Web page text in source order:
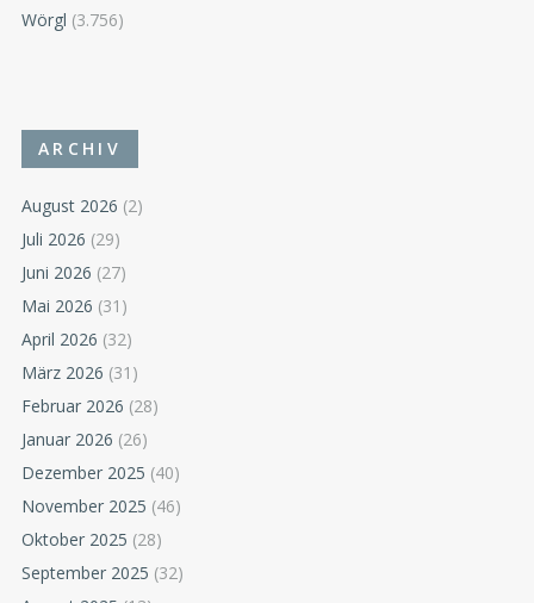
Wörgl (3.756)
ARCHIV
August 2026 (2)
Juli 2026 (29)
Juni 2026 (27)
Mai 2026 (31)
April 2026 (32)
März 2026 (31)
Februar 2026 (28)
Januar 2026 (26)
Dezember 2025 (40)
November 2025 (46)
Oktober 2025 (28)
September 2025 (32)